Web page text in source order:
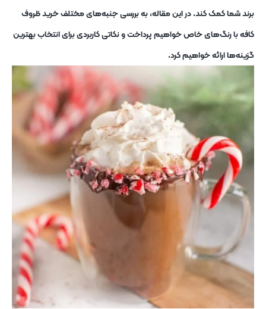
برند شما کمک کند. در این مقاله، به بررسی جنبه‌های مختلف خرید ظروف
کافه با رنگ‌های خاص خواهیم پرداخت و نکاتی کاربردی برای انتخاب بهترین
گزینه‌ها ارائه خواهیم کرد.